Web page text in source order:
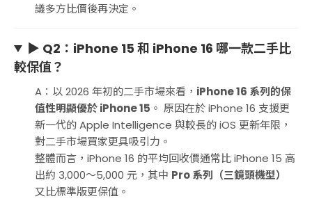
議多方比價後再決定。
▶ Q2：iPhone 15 和 iPhone 16 哪一款二手比
較保值？
A：以 2026 年初的二手市場來看， iPhone 16 系列的保
值性明顯優於 iPhone 15 。 原因在於 iPhone 16 支援更
新一代的 Apple Intelligence 與較長的 iOS 更新年限，
對二手市場買家更具吸引力。
整體而言，iPhone 16 的平均回收價通常比 iPhone 15 高
出約 3,000～5,000 元，其中 Pro 系列（三鏡頭機型）
又比標準版更保值。